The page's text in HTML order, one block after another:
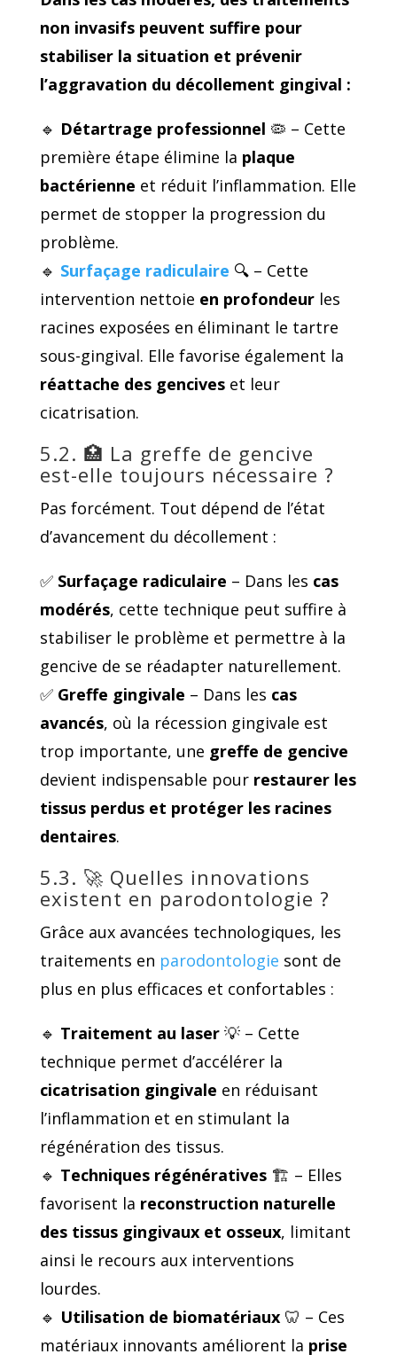
non invasifs peuvent suffire pour
stabiliser la situation et prévenir
l’aggravation du décollement gingival :
🔹 Détartrage professionnel 🦠 – Cette
première étape élimine la plaque
bactérienne et réduit l’inflammation. Elle
permet de stopper la progression du
problème.
🔹 Surfaçage radiculaire 🔍 – Cette
intervention nettoie en profondeurles
racines exposées en éliminant le tartre
sous-gingival. Elle favorise également la
réattache des genciveset leur
cicatrisation.
5.2. 🏥 La greffe de gencive
est-elle toujours nécessaire ?
Pas forcément. Tout dépend de l’état
d’avancement du décollement :
✅ Surfaçage radiculaire – Dans les cas
modérés, cette technique peut suffire à
stabiliser le problème et permettre à la
gencive de se réadapter naturellement.
✅ Greffe gingivale – Dans les cas
avancés, où la récession gingivale est
trop importante, une greffe de gencive
devient indispensable pour restaurer les
tissus perdus et protéger les racines
dentaires.
5.3. 🚀 Quelles innovations
existent en parodontologie ?
Grâce aux avancées technologiques, les
traitements en parodontologie sont de
plus en plus efficaces et confortables :
🔹 Traitement au laser💡 – Cette
technique permet d’accélérer la
cicatrisation gingivale en réduisant
l’inflammation et en stimulant la
régénération des tissus.
🔹 Techniques régénératives🏗️ – Elles
favorisent la reconstruction naturelle
des tissus gingivaux et osseux, limitant
ainsi le recours aux interventions
lourdes.
🔹 Utilisation de biomatériaux🦷 – Ces
matériaux innovants améliorent la prise